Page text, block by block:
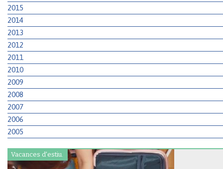
2015
2014
2013
2012
2011
2010
2009
2008
2007
2006
2005
Vacances d'estiu.